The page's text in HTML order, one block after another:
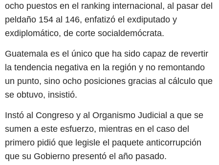
ocho puestos en el ranking internacional, al pasar del
peldaño 154 al 146, enfatizó el exdiputado y
exdiplomático, de corte socialdemócrata.
Guatemala es el único que ha sido capaz de revertir
la tendencia negativa en la región y no remontando
un punto, sino ocho posiciones gracias al cálculo que
se obtuvo, insistió.
Instó al Congreso y al Organismo Judicial a que se
sumen a este esfuerzo, mientras en el caso del
primero pidió que legisle el paquete anticorrupción
que su Gobierno presentó el año pasado.